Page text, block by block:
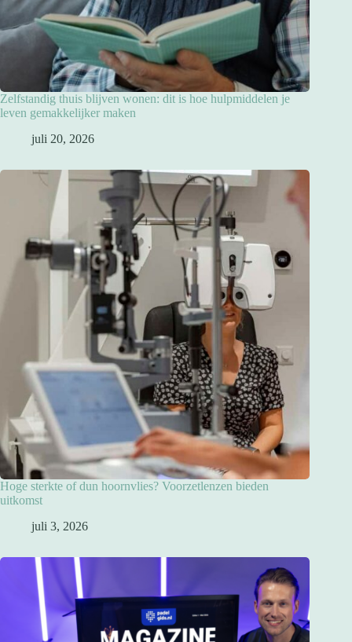
Zelfstandig thuis blijven wonen: dit is hoe hulpmiddelen je
leven gemakkelijker maken
juli 20, 2026
Hoge sterkte of dun hoornvlies? Voorzetlenzen bieden
uitkomst
juli 3, 2026